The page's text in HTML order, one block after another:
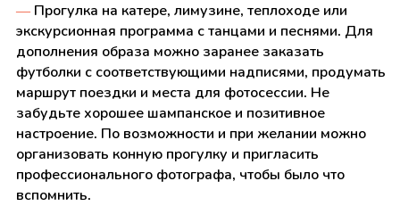
—Прогулка на катере, лимузине, теплоходе или
экскурсионная программа с танцами и песнями. Для
дополнения образа можно заранее заказать
футболки с соответствующими надписями, продумать
маршрут поездки и места для фотосессии. Не
забудьте хорошее шампанское и позитивное
настроение. По возможности и при желании можно
организовать конную прогулку и пригласить
профессионального фотографа, чтобы было что
вспомнить.